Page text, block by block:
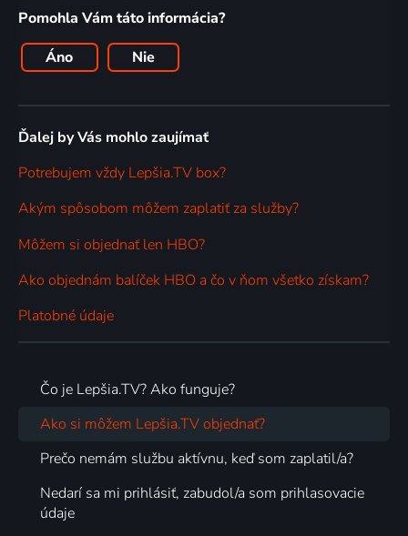
Pomohla Vám táto informácia?
Áno
Nie
Ďalej by Vás mohlo zaujímať
Potrebujem vždy Lepšia.TV box?
Akým spôsobom môžem zaplatiť za služby?
Môžem si objednať len HBO?
Ako objednám balíček HBO a čo v ňom všetko získam?
Platobné údaje
Čo je Lepšia.TV? Ako funguje?
Ako si môžem Lepšia.TV objednať?
Prečo nemám službu aktívnu, keď som zaplatil/a?
Nedarí sa mi prihlásiť, zabudol/a som prihlasovacie
údaje